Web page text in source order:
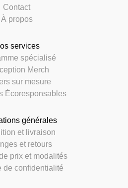
Contact
À propos
services
spécialisé
Merch
sur mesure
Écoresponsables
générales
et livraison
et retours
prix et modalités
de confidentialité